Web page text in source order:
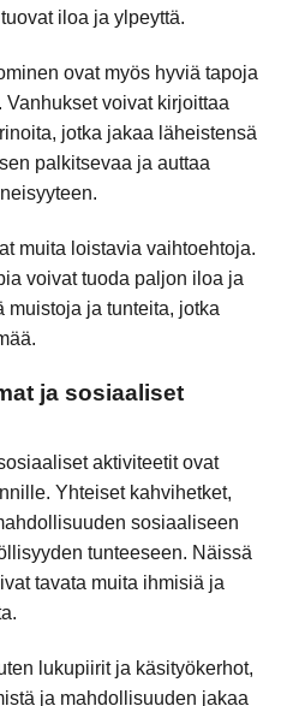
iloa ja ylpeyttä.
ovat myös hyviä tapoja
voivat kirjoittaa
jotka jakaa läheistensä
palkitsevaa ja auttaa
muita loistavia vaihtoehtoja.
voivat tuoda paljon iloa ja
muistoja ja tunteita, jotka
ja sosiaaliset
aktiviteetit ovat
Yhteiset kahvihetket,
sosiaaliseen
tunteeseen. Näissä
tavata muita ihmisiä ja
lukupiirit ja käsityökerhot,
ja mahdollisuuden jakaa